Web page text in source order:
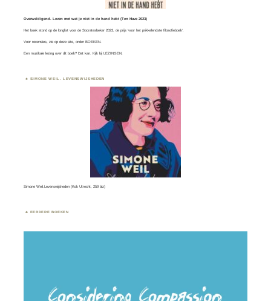
Overweldigend. Leven met wat je niet in de hand hebt (Ten Have 2023)
Het boek stond op de longlist voor deSocratesbeker 2023, de prijs ‘voor het prikkelendste filosofieboek’.
Voor recensies, zie op deze site, onderBOEKEN
Een muzikale lezing over dit boek? Dat kan. Kijk bijLEZINGEN.
SIMONE WEIL. LEVENSWIJSHEDEN
Simone Weil.Levenswijsheden (Kok Utrecht, 259 blz)
EERDERE BOEKEN